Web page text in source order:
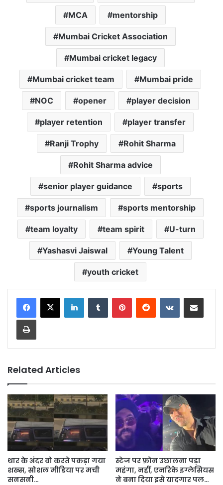
MCA mentorship
Mumbai Cricket Association
Mumbai cricket legacy
Mumbai cricket team Mumbai pride
NOC opener player decision
player retention player transfer
Ranji Trophy Rohit Sharma
Rohit Sharma advice
senior player guidance sports
sports journalism sports mentorship
team loyalty team spirit U-turn
Yashasvi Jaiswal Young Talent
youth cricket
LinkedInTumblr PinterestReddit VKontakteShare via Email
Print
Related Articles
थार के अंदर वो करते पकड़ा गया
शख्स, सोशल मीडिया पर मची
सनसनी…
स्टेज पर फ़ोन उछालना पड़ा
महंगा, नहीं, एनरिके इग्लेसियस
ने बना दिया इसे यादगार पल…